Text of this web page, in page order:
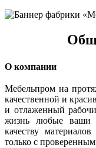
О компании
Мебельпром на
качественной и
и отлаженный
жизнь любые ваши
качеству
только с